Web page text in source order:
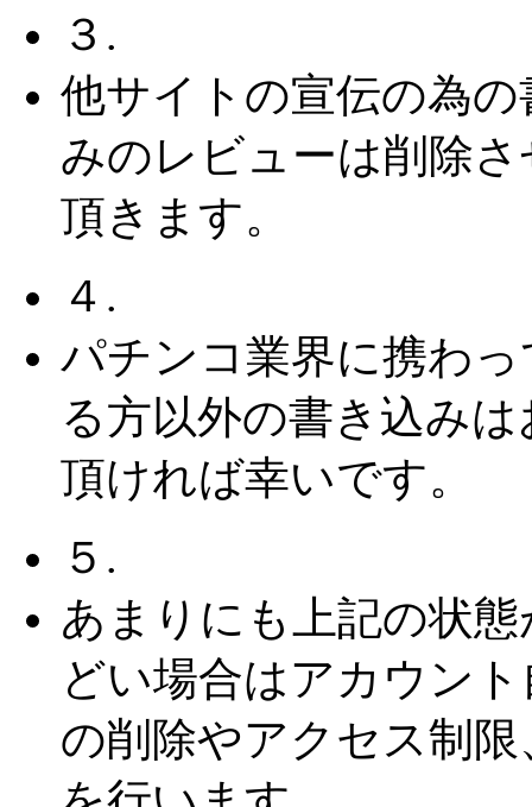
３.
他サイトの宣伝の為の
みのレビューは削除さ
頂きます。
４.
パチンコ業界に携わっ
る方以外の書き込みは
頂ければ幸いです。
５.
あまりにも上記の状態
どい場合はアカウント
の削除やアクセス制限